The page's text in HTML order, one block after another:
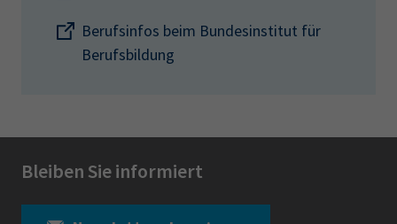
Berufsinfos beim Bundesinstitut für
Berufsbildung
Bleiben Sie informiert